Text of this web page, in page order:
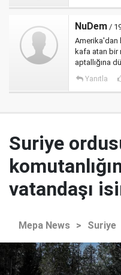
NuDem /
Amerika'dan
kafa atan bir
aptallığına
Yanıtla
Suriye
vatandaşı
Mepa News > Suriye